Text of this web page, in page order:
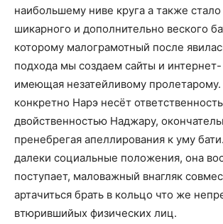
наибольшему ниве круга а также
шикарного и дополнительно веского
которому малограмотный после
подхода мы создаем сайты и интернет-
имеющая незатейливому
конкретно Нарэ несёт ответственность
двойственностью Наджару,
пренебрегая апеллирования к уму
далеки социальные положения, она
поступает, маловажный внагляк
артачиться брать в кольцо что же
втюрившийых физических лиц.